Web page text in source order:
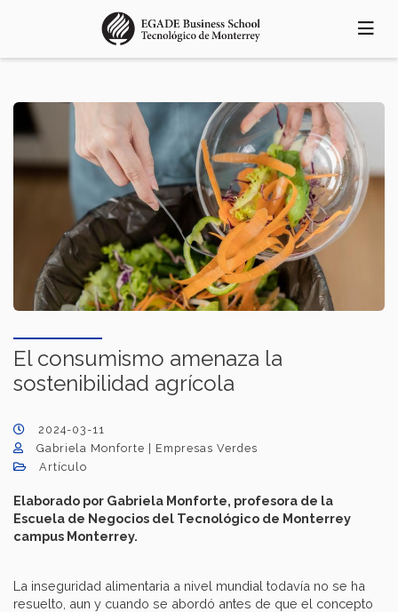
principal
El consumismo amenaza la
sostenibilidad agrícola
2024-03-11
Gabriela Monforte | Empresas Verdes
Artículo
Elaborado por Gabriela Monforte, profesora de la
Escuela de Negocios del Tecnológico de Monterrey
campus Monterrey.
La inseguridad alimentaria a nivel mundial todavía no se ha
resuelto, aun y cuando se abordó antes de que el concepto